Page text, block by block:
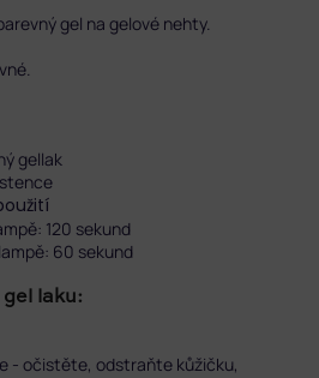
gel na gelové nehty.
gellak
120 sekund
60 sekund
laku:
- očistěte, odstraňte kůžičku,